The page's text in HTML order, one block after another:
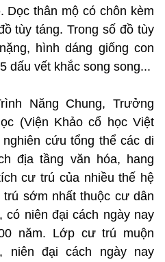
Dọc thân mộ có chôn kèm
tùy táng. Trong số đồ tùy
hình dáng giống con
dấu vết khắc song song...
Năng Chung, Trưởng
(Viện Khảo cổ học Việt
cứu tổng thể các di
địa tầng văn hóa, hang
cư trú của nhiều thế hệ
sớm nhất thuộc cư dân
có niên đại cách ngày nay
năm. Lớp cư trú muộn
niên đại cách ngày nay